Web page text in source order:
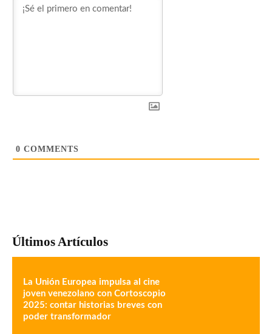
0 COMMENTS
Últimos Artículos
La Unión Europea impulsa al cine
joven venezolano con Cortoscopio
2025: contar historias breves con
poder transformador